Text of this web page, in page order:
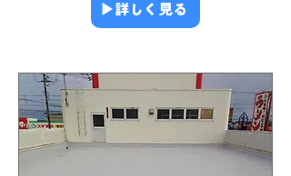
▶︎詳しく見る